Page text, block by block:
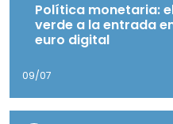
Política monetaria:
verde a la entrada
euro digital
09/07